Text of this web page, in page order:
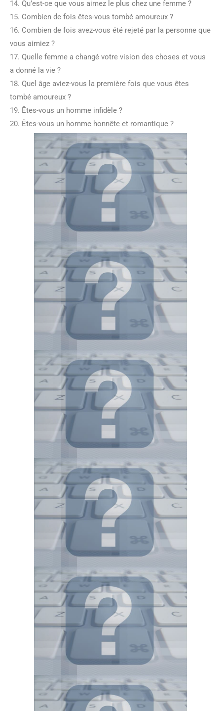
14. Qu’est-ce que vous aimez le plus chez une femme ?
15. Combien de fois êtes-vous tombé amoureux ?
16. Combien de fois avez-vous été rejeté par la personne que
vous aimiez ?
17. Quelle femme a changé votre vision des choses et vous
a donné la vie ?
18. Quel âge aviez-vous la première fois que vous êtes
tombé amoureux ?
19. Êtes-vous un homme infidèle ?
20. Êtes-vous un homme honnête et romantique ?